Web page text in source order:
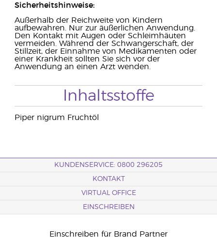
Sicherheitshinweise:
Außerhalb der Reichweite von Kindern
aufbewahren. Nur zur äußerlichen Anwendung.
Den Kontakt mit Augen oder Schleimhäuten
vermeiden. Während der Schwangerschaft, der
Stillzeit, der Einnahme von Medikamenten oder
einer Krankheit sollten Sie sich vor der
Anwendung an einen Arzt wenden.
Inhaltsstoffe
Piper nigrum Fruchtöl
KUNDENSERVICE: 0800 296205
KONTAKT
VIRTUAL OFFICE
EINSCHREIBEN
Einschreiben für Brand Partner